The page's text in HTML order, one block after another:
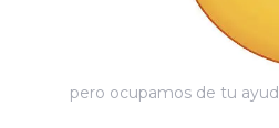
pero ocupamos de tu